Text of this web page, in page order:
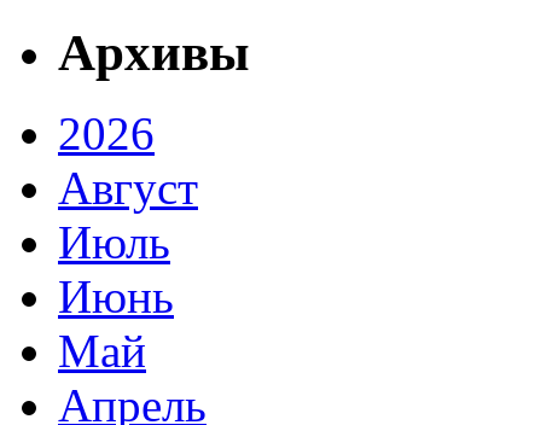
Архивы
2026
Август
Июль
Июнь
Май
Апрель